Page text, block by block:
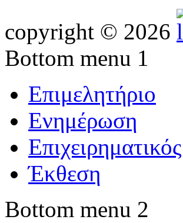
copyright © 2026
Bottom menu 1
Επιμελητήριο
Ενημέρωση
Έκθεση
Bottom menu 2